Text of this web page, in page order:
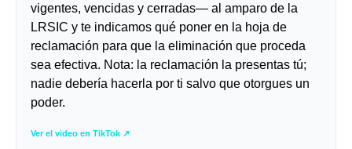
vigentes, vencidas y cerradas— al amparo de la
LRSIC y te indicamos qué poner en la hoja de
reclamación para que la eliminación que proceda
sea efectiva. Nota: la reclamación la presentas tú;
nadie debería hacerla por ti salvo que otorgues un
poder.
Ver el video en TikTok ↗